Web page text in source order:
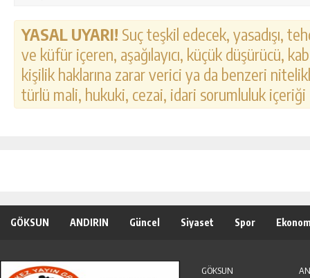
YASAL UYARI! Suç teşkil edecek, yasadışı,
ve küfür içeren, aşağılayıcı, küçük düşürücü,
kişilik haklarına zarar verici ya da benzeri
türlü mali, hukuki, cezai, idari sorumluluk
GÖKSUN ANDIRIN Güncel Siyaset Spor
GÖKSUN